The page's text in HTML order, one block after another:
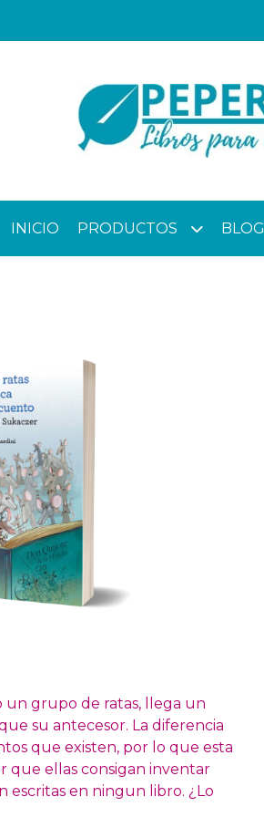
INICIO PRODUCTOS BLOG
un grupo de ratas, llega un
su antecesor. La diferencia
que existen, por lo que esta
que ellas consigan inventar
escritas en ningun libro. ¿Lo